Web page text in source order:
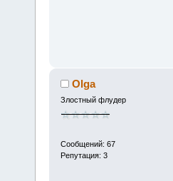
Olga
Злостный флудер
Сообщений: 67
Репутация: 3